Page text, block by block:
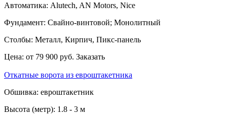
Автоматика: Alutech, AN Motors, Nice
Фундамент: Свайно-винтовой; Монолитный
Столбы: Металл, Кирпич, Пикс-панель
Цена: от 79 900 руб. Заказать
Откатные ворота из евроштакетника
Обшивка: евроштакетник
Высота (метр): 1.8 - 3 м